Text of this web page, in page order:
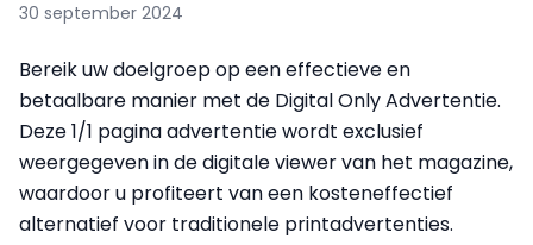
30 september 2024
Bereik uw doelgroep op een effectieve en
betaalbare manier met de Digital Only Advertentie.
Deze 1/1 pagina advertentie wordt exclusief
weergegeven in de digitale viewer van het magazine,
waardoor u profiteert van een kosteneffectief
alternatief voor traditionele printadvertenties.